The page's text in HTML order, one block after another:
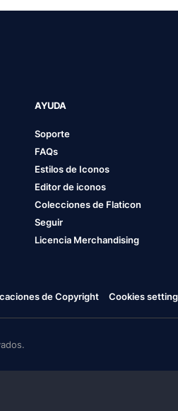
AYUDA
Soporte
FAQs
Estilos de Iconos
Editor de iconos
Colecciones de Flaticon
Seguir
Licencia Merchandising
de Copyright Cookies